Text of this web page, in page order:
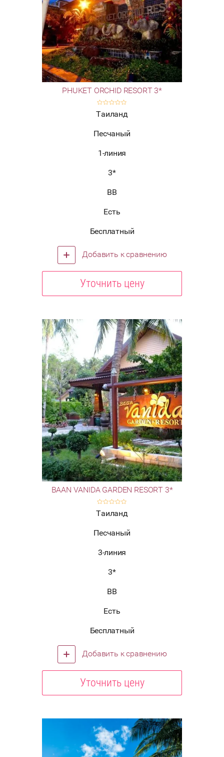
PHUKET ORCHID RESORT 3*
Таиланд
Песчаный
1-линия
3*
BB
Есть
Бесплатный
Добавить к сравнению
Уточнить цену
BAAN VANIDA GARDEN RESORT 3*
Таиланд
Песчаный
3-линия
3*
BB
Есть
Бесплатный
Добавить к сравнению
Уточнить цену